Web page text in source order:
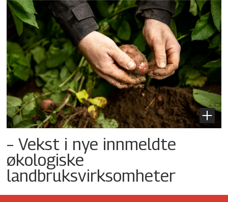
– Vekst i nye innmeldte
økologiske
landbruksvirksomheter